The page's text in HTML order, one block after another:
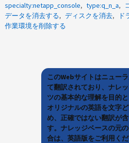
specialty:netapp_console
type:q_n_a
データを消去する
ディスクを消去
ド
作業環境を削除する
このWebサイトはニュー
て翻訳されており、ナレ
ツの基本的な理解を目的
オリジナルの英語を文字
め、正確ではない翻訳が
す。ナレッジベースの元
合は、英語版をご利用く